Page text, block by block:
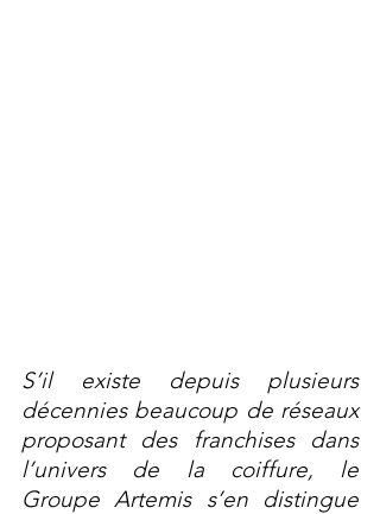
S’il existe depuis plusieurs
décennies beaucoup de réseaux
proposant des franchises dans
l’univers de la coiffure, le
Groupe Artemis s’en distingue